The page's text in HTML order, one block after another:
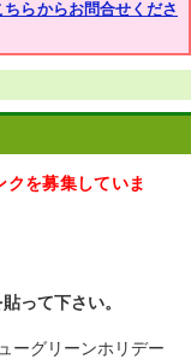
らからお問合せくださ
を募集していま
って下さい。
ーグリーンホリデー